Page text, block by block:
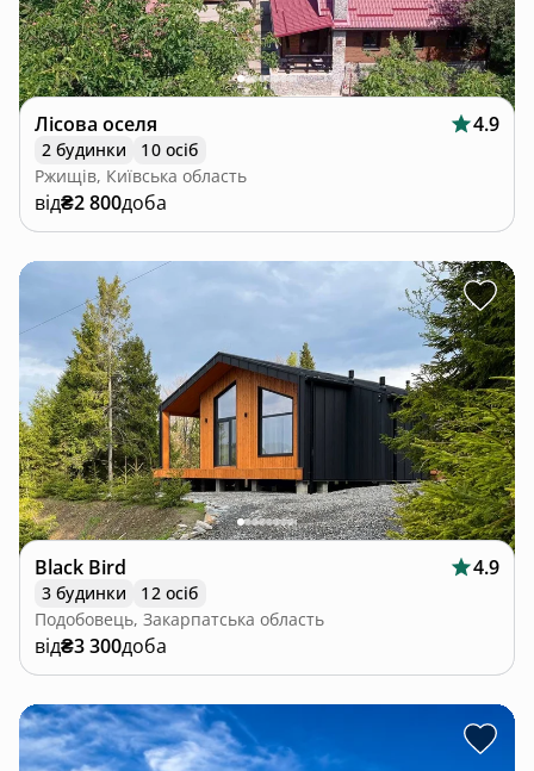
Лісова оселя 4.9
2 будинки
10 осіб
Ржищів, Київська область
від₴2 800доба
Black Bird 4.9
3 будинки
12 осіб
Подобовець, Закарпатська область
від₴3 300доба